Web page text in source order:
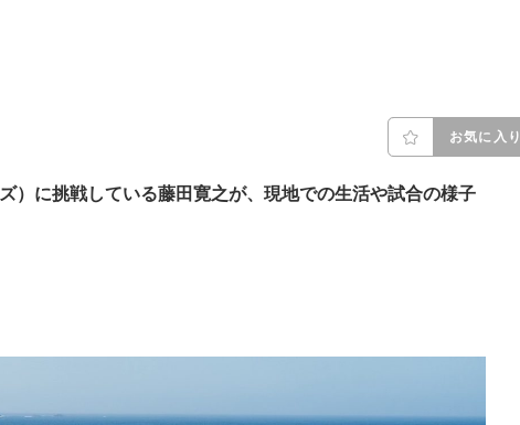
お気に入り
）に挑戦している藤田寛之が、現地での生活や試合の様子